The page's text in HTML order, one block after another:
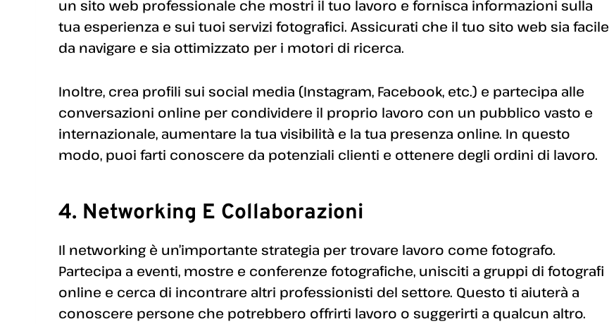
un sito web professionale che mostri il tuo lavoro e fornisca informazioni sulla
tua esperienza e sui tuoi servizi fotografici. Assicurati che il tuo sito web sia facile
da navigare e sia ottimizzato per i motori di ricerca.
Inoltre, crea profili sui social media (Instagram, Facebook, etc.) e partecipa alle
conversazioni online per condividere il proprio lavoro con un pubblico vasto e
internazionale, aumentare la tua visibilità e la tua presenza online. In questo
modo, puoi farti conoscere da potenziali clienti e ottenere degli ordini di lavoro.
4. Networking E Collaborazioni
Il networking è un’importante strategia per trovare lavoro come fotografo.
Partecipa a eventi, mostre e conferenze fotografiche, unisciti a gruppi di fotografi
online e cerca di incontrare altri professionisti del settore. Questo ti aiuterà a
conoscere persone che potrebbero offrirti lavoro o suggerirti a qualcun altro.